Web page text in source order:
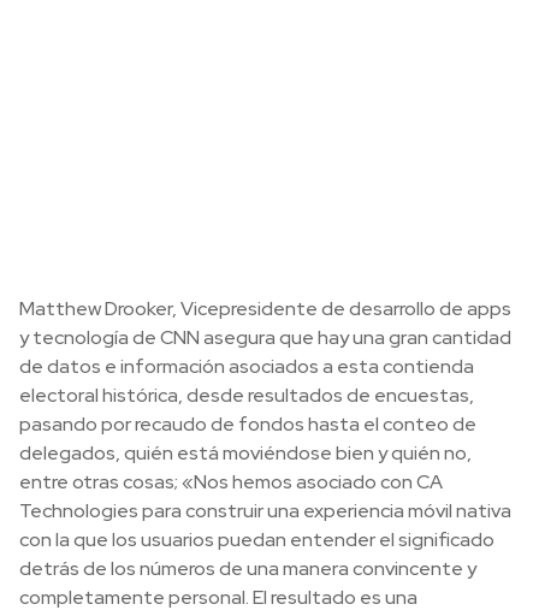
Matthew Drooker, Vicepresidente de desarrollo de apps
y tecnología de CNN asegura que hay una gran cantidad
de datos e información asociados a esta contienda
electoral histórica, desde resultados de encuestas,
pasando por recaudo de fondos hasta el conteo de
delegados, quién está moviéndose bien y quién no,
entre otras cosas; «Nos hemos asociado con CA
Technologies para construir una experiencia móvil nativa
con la que los usuarios puedan entender el significado
detrás de los números de una manera convincente y
completamente personal. El resultado es una